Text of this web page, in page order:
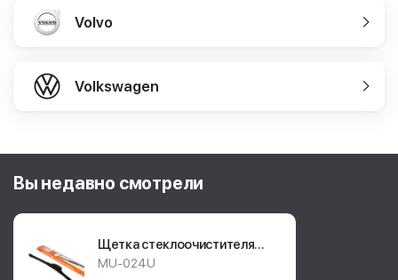
Volvo
Volkswagen
Вы недавно смотрели
Щетка стеклоочистителя
Masuma Flat
MU-024U